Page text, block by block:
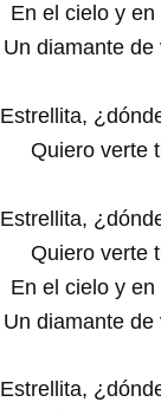
En el cielo y en
Un diamante de
Estrellita,
Quiero verte
Estrellita,
Quiero verte
En el cielo y en
Un diamante de
Estrellita,